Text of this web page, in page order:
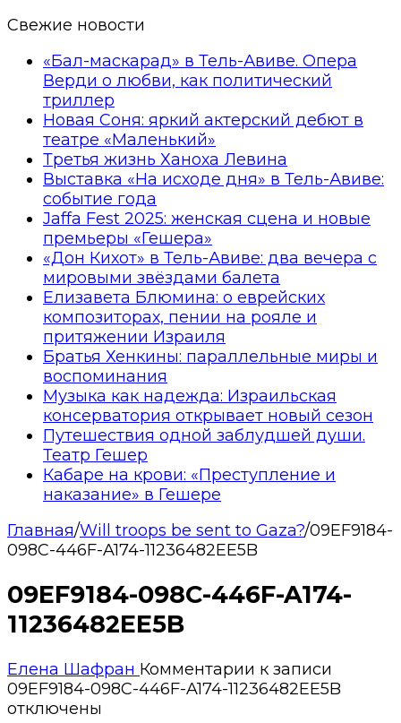
Свежие новости
«Бал-маскарад» в Тель-Авиве. Опера
Верди о любви, как политический
триллер
Новая Соня: яркий актерский дебют в
театре «Маленький»
Третья жизнь Ханоха Левина
Выставка «На исходе дня» в Тель-Авиве:
событие года
Jaffa Fest 2025: женская сцена и новые
премьеры «Гешера»
«Дон Кихот» в Тель-Авиве: два вечера с
мировыми звёздами балета
Елизавета Блюмина: о еврейских
композиторах, пении на рояле и
притяжении Израиля
Братья Хенкины: параллельные миры и
воспоминания
Музыка как надежда: Израильская
консерватория открывает новый сезон
Путешествия одной заблудшей души.
Театр Гешер
Кабаре на крови: «Преступление и
наказание» в Гешере
Главная/Will troops be sent to Gaza?/09EF9184-
098C-446F-A174-11236482EE5B
09EF9184-098C-446F-A174-
11236482EE5B
Елена Шафран Комментарии к записи
09EF9184-098C-446F-A174-11236482EE5B
отключены